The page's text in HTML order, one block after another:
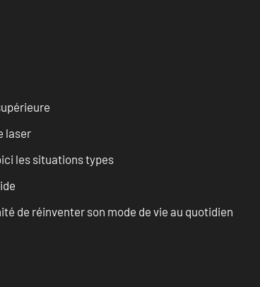
laser
les situations types
de réinventer son mode de vie au quotidien